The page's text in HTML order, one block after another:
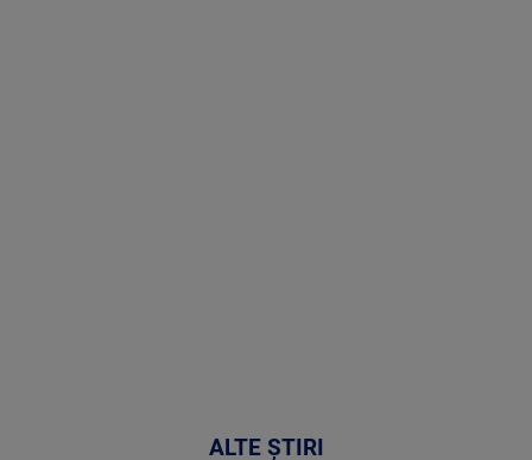
ALTE ȘTIRI